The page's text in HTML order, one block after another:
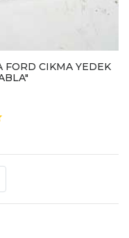
FORD CIKMA YEDEK